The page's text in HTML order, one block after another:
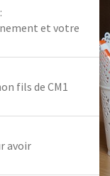
:
et votre
fils de CM1
avoir